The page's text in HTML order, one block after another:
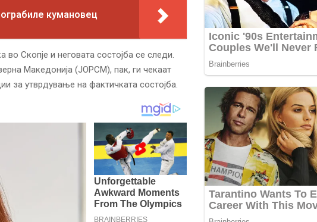
кумановец
Скопје и неговата состојба се следи.
Македонија (ЈОРСМ), пак, ги чекаат
за утврдување на фактичката состојба.